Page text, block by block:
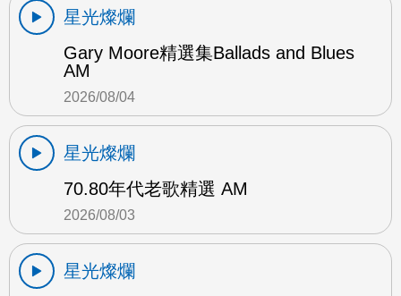
星光燦爛
Gary Moore精選集Ballads and Blues
AM
2026/08/04
星光燦爛
70.80年代老歌精選 AM
2026/08/03
星光燦爛